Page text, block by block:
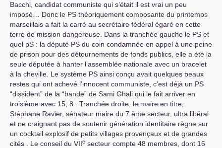
Bacchi, candidat communiste qui s’était il est vrai un peu
imposé… Donc le PS théoriquement composante du printemps
marseillais a fait la carré au secrétaire fédéral égaré en cette
terre de mission dangereuse. Dans la tranchée gauche le PS et
quel pS : la député PS du coin condamnée en appel à une peine
de prison pour des détournements de fonds publics, elle a été la
seule députée à hanter l’assemblée nationale avec un bracelet
à la cheville. Le système PS ainsi conçu avait quelques beaux
restes qui ont achevé l’innocent communiste, c’est déjà un PS
“dissident” de la “bande” de Sami Ghali qui le fait arriver en
troisième avec 15, 8 . Tranchée droite, le maire en titre,
Stéphane Ravier, sénateur maire du 7 ème secteur, ultra libéral
et ne craignant pas de soutenir génération identitaire règne sur
un cocktail explosif de petits villages provençaux et de grandes
cités . Le conseil du VIIe secteur compte 48 membres, dont 16